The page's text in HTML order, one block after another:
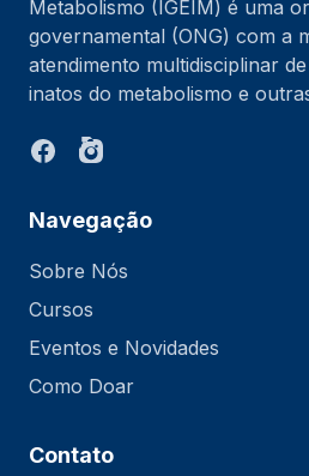
Metabolismo (IGEIM) é uma
governamental (ONG) com a
atendimento multidisciplinar
inatos do metabolismo e
Navegação
Sobre Nós
Cursos
Eventos e Novidades
Como Doar
Contato